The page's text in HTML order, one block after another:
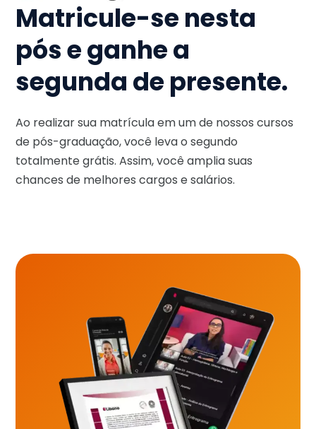
Matricule-se nesta
pós e ganhe a
segunda de presente.
Ao realizar sua matrícula em um de nossos cursos
de pós-graduação, você leva o segundo
totalmente grátis. Assim, você amplia suas
chances de melhores cargos e salários.